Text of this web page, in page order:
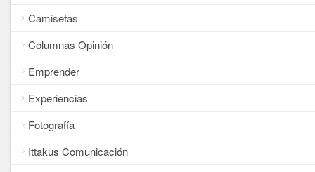
Camisetas
Columnas Opinión
Emprender
Experiencias
Fotografía
Ittakus Comunicación